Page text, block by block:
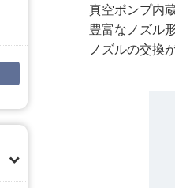
真空ポンプ内
豊富なノズル
ノズルの交換